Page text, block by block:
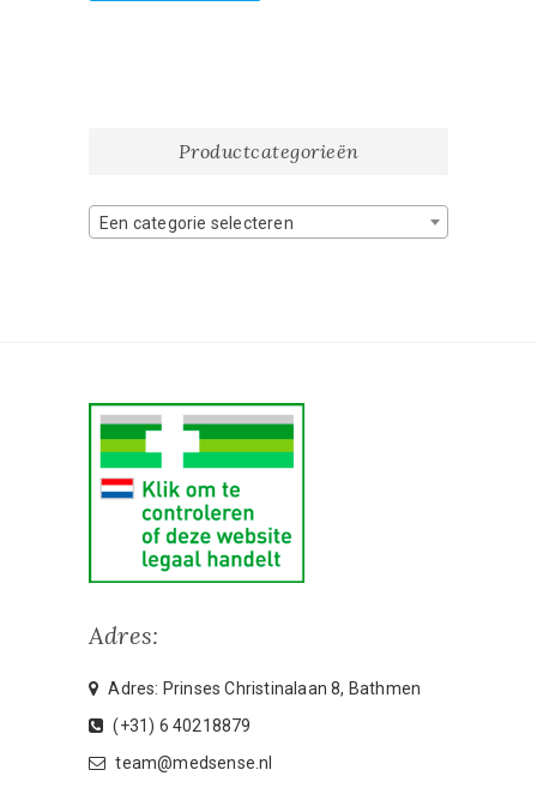
Productcategorieën
Een categorie selecteren
Adres:
Adres: Prinses Christinalaan 8, Bathmen
(+31) 6 40218879
team@medsense.nl